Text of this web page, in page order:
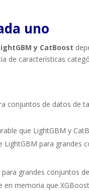
uno
y CatBoost
de características
conjuntos de datos de
que LightGBM y
LightGBM para grandes
grandes conjuntos
en memoria que